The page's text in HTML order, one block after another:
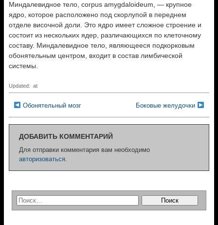
Миндалевидное тело, corpus amygdaloideum, — крупное
ядро, которое расположено под скорлупой в переднем
отделе височной доли. Это ядро имеет сложное строение и
состоит из нескольких ядер, различающихся по клеточному
составу. Миндалевидное тело, являющееся подкорковым
обонятельным центром, входит в состав лимбической
системы.
Updated: at
Обонятельный мозг Боковые желудочки
ДОБАВИТЬ КОММЕНТАРИЙ
Для отправки комментария вам необходимо
авторизоваться.